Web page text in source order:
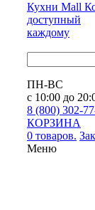
Кухни Mall
доступный
каждому
ПН-ВС
с 10:00 до
8 (800) 302-
КОРЗИНА
0 товаров.
Меню